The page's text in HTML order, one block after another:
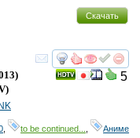
Скачать
смотреть
5
)
to be continued... Аниме